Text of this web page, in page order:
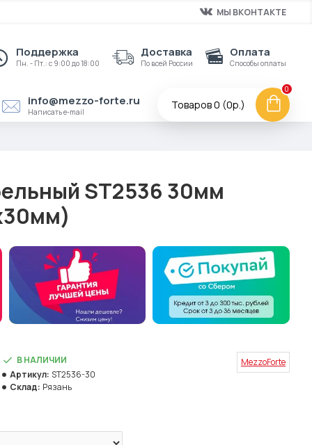
МЫ ВКОНТАКТЕ
Поддержка
Пн. - Пт.: с 9:00 до 18:00
Доставка
По всей России
Оплата
Способы оплаты
info@mezzo-forte.ru
Написать e-mail
Товаров 0 (0р.)
0
ST2536 30мм
В НАЛИЧИИ
Артикул: ST2536-30
Склад: Рязань
MezzoForte